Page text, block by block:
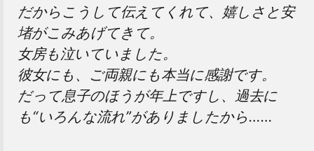
だからこうして伝えてくれて、嬉しさと安
堵がこみあげてきて。
女房も泣いていました。
彼女にも、ご両親にも本当に感謝です。
だって息子のほうが年上ですし、過去に
も“いろんな流れ”がありましたから……